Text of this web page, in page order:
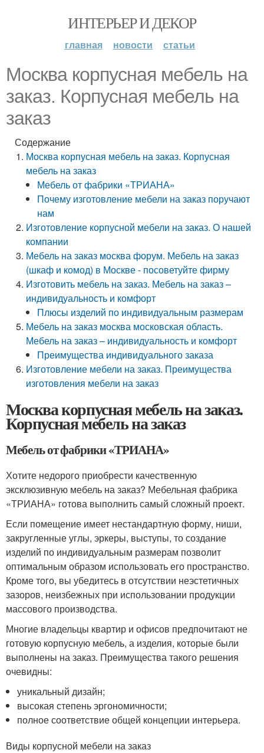
ИНТЕРЬЕР И ДЕКОР
главная новости статьи
Москва корпусная мебель на
заказ. Корпусная мебель на
заказ
Содержание
Москва корпусная мебель на заказ. Корпусная
мебель на заказ
Мебель от фабрики «ТРИАНА»
Почему изготовление мебели на заказ поручают
нам
Изготовление корпусной мебели на заказ. О нашей
компании
Мебель на заказ москва форум. Мебель на заказ
(шкаф и комод) в Москве - посоветуйте фирму
Изготовить мебель на заказ. Мебель на заказ –
индивидуальность и комфорт
Плюсы изделий по индивидуальным размерам
Мебель на заказ москва московская область.
Мебель на заказ – индивидуальность и комфорт
Преимущества индивидуального заказа
Изготовление мебели на заказ. Преимущества
изготовления мебели на заказ
Москва корпусная мебель на заказ.
Корпусная мебель на заказ
Мебель от фабрики «ТРИАНА»
Хотите недорого приобрести качественную
эксклюзивную мебель на заказ? Мебельная фабрика
«ТРИАНА» готова выполнить самый сложный проект.
Если помещение имеет нестандартную форму, ниши,
закругленные углы, эркеры, выступы, то создание
изделий по индивидуальным размерам позволит
оптимальным образом использовать его пространство.
Кроме того, вы убедитесь в отсутствии неэстетичных
зазоров, неизбежных при использовании продукции
массового производства.
Многие владельцы квартир и офисов предпочитают не
готовую корпусную мебель, а изделия, которые были
выполнены на заказ. Преимущества такого решения
очевидны:
уникальный дизайн;
высокая степень эргономичности;
полное соответствие общей концепции интерьера.
Виды корпусной мебели на заказ